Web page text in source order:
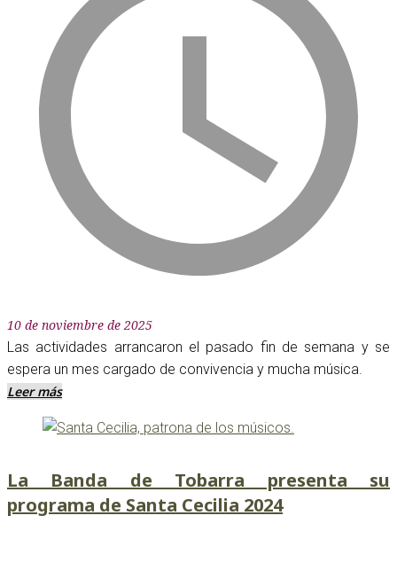
10 de noviembre de 2025
Las actividades arrancaron el pasado fin de semana y se
espera un mes cargado de convivencia y mucha música.
Leer más
La Banda de Tobarra presenta su
programa de Santa Cecilia 2024